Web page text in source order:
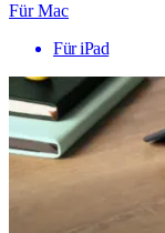
Für Mac
Für iPad